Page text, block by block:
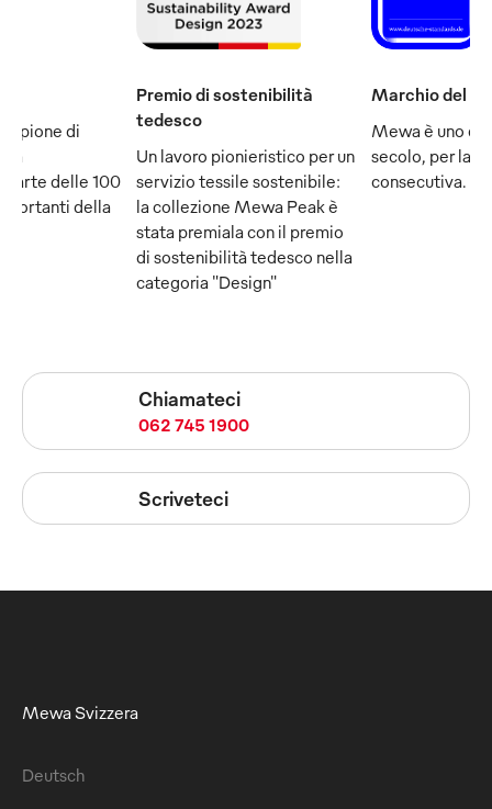
di
fa
delle 100
della
Premio di sostenibilità
tedesco
Un lavoro pionieristico per un
servizio tessile sostenibile:
la collezione Mewa Peak è
stata premiala con il premio
di sostenibilità tedesco nella
categoria "Design"
Marchio del
Mewa è uno
secolo, per la
consecutiva.
Chiamateci
062 745 1900
Scriveteci
Mewa Svizzera
Deutsch